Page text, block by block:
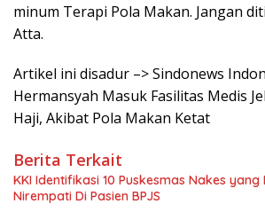
minum Terapi Pola Makan. Jangan
Atta.
Artikel ini disadur –> Sindonews
Hermansyah Masuk Fasilitas Medis
Haji, Akibat Pola Makan Ketat
Berita Terkait
KKI Identifikasi 10 Puskesmas Nakes
Nirempati Di Pasien BPJS